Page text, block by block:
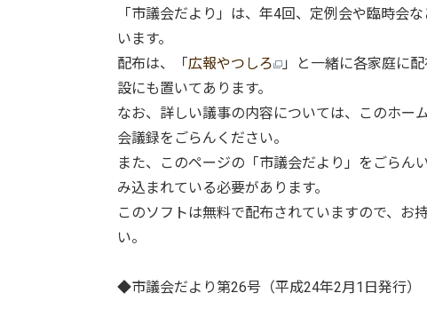
「市議会だより」は、年4回、定例会や臨時会
います。
配布は、「広報やつしろ
」と一緒に各家庭に
設にも置いてあります。
なお、詳しい議事の内容については、このホー
会議録をごらんください。
また、このページの「市議会だより」をごらん
み込まれている必要があります。
このソフトは無料で配布されていますので、お
い。
◆市議会だより第26号（平成24年2月1日発行）